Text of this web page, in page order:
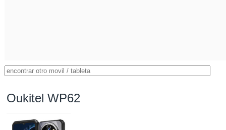
Oukitel WP62